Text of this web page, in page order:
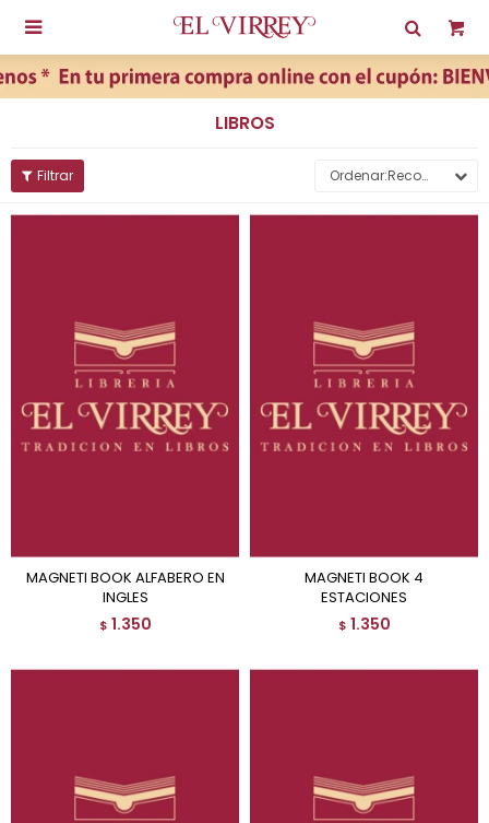

LIBROS
Recomendados
MAGNETI BOOK ALFABERO EN
INGLES
$ 1.350
MAGNETI BOOK 4
ESTACIONES
$ 1.350